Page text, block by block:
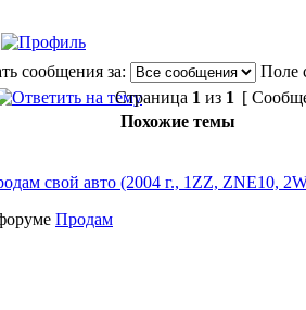
сообщения за:
Поле
Страница 1 из 1 [
Похожие темы
свой авто (2004 г., 1ZZ, ZNE10,
Продам